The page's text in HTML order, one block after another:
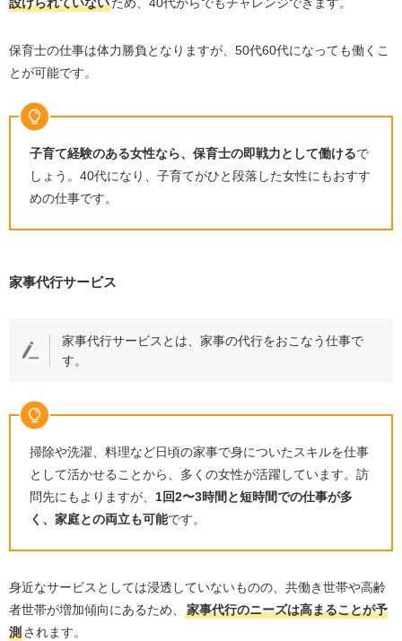
設けられていないため、 40代からでもチャレンジできます。
保育士の仕事は体力勝負となりますが、 50代60代になっても働くこ
とが可能です。
子育て経験のある女性なら、保育士の即戦力として働けるで
しょう。 40代になり、子育てがひと段落した女性にもおすす
めの仕事です。
家事代行サービス
家事代行サービスとは、家事の代行をおこなう仕事で
す。
掃除や洗濯、料理など日頃の家事で身についたスキルを仕事
として活かせることから、多くの女性が活躍しています。訪
問先にもよりますが、 1回2〜3時間と短時間での仕事が多
く、家庭との両立も可能です。
身近なサービスとしては浸透していないものの、共働き世帯や高齢
者世帯が増加傾向にあるため、
家事代行のニーズは高まることが予
測されます。